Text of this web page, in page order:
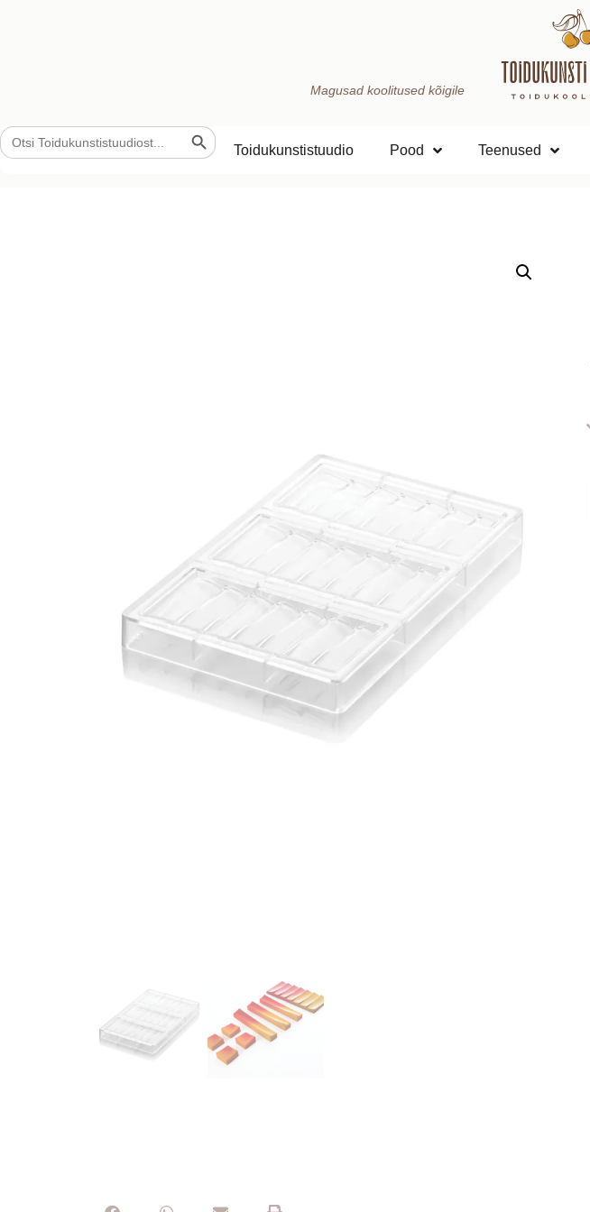
Magusad koolitused kõigile
Search
for:
Search Button
Toidukunstistuudio Pood Teenused